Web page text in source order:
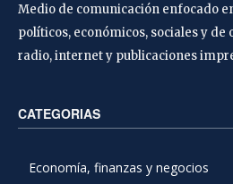
Medio de comunicación enfocado
políticos, económicos, sociales y de
radio, internet y publicaciones
CATEGORIAS
Economía, finanzas y negocios